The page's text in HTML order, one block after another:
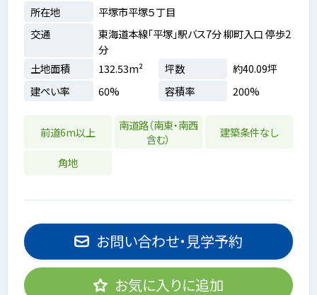
所在地
平塚市平塚５丁目
交通
東海道本線「平塚」駅バス7分 柳町入口 停歩2
分
土地面積
132.53m² 坪数
約40.09坪
建ぺい率
60% 容積率 200%
前道6m以上
南道路（南東・南西
含む）
建築条件なし
角地
お問い合わせ・見学予約
お気に入りに追加